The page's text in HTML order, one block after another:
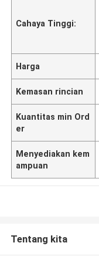
Cahaya Tinggi:
Harga
Kemasan rincian
Kuantitas min Ord
er
Menyediakan kem
ampuan
Tentang kita